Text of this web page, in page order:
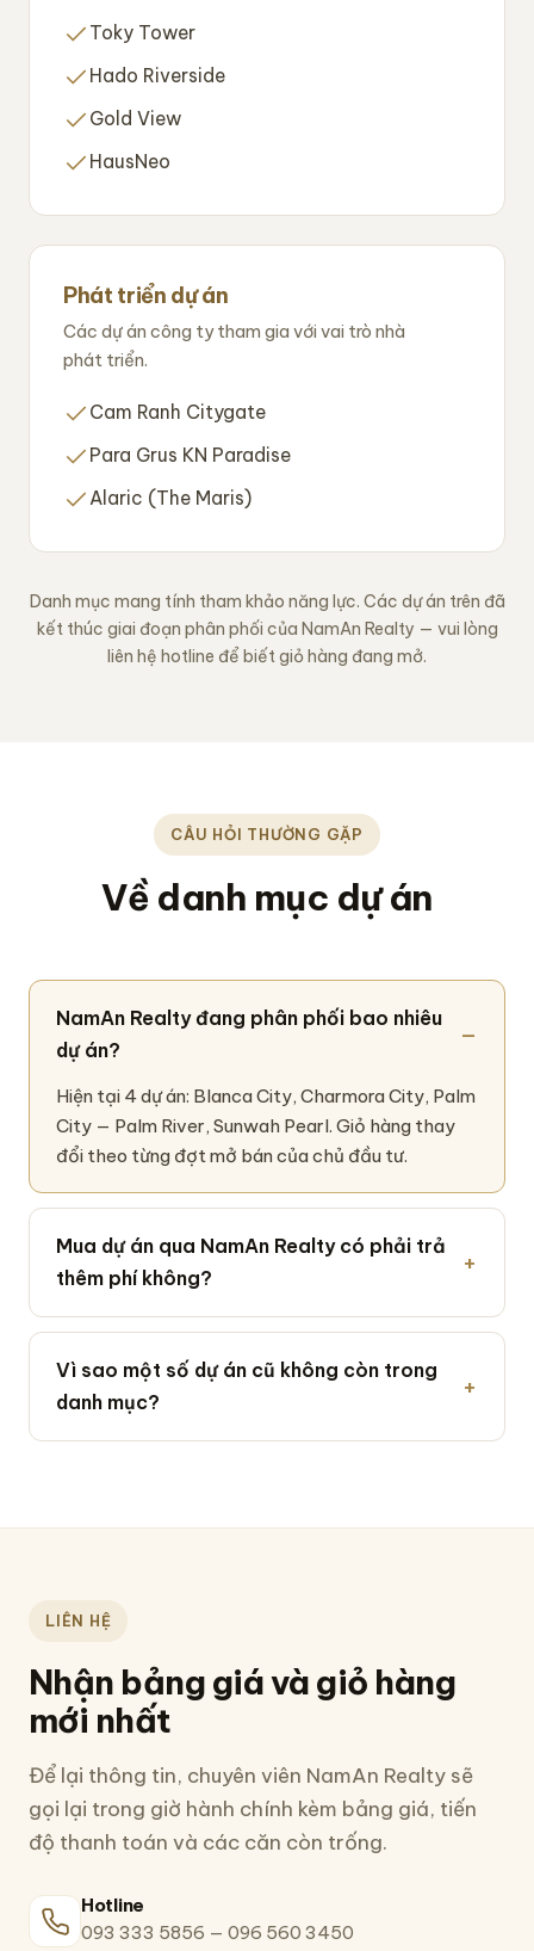
Toky Tower
Hado Riverside
Gold View
HausNeo
Phát triển dự án
Các dự án công ty tham gia với vai trò nhà
phát triển.
Cam Ranh Citygate
Para Grus KN Paradise
Alaric (The Maris)
Danh mục mang tính tham khảo năng lực. Các dự án trên đã
kết thúc giai đoạn phân phối của NamAn Realty — vui lòng
liên hệ hotline để biết giỏ hàng đang mở.
CÂU HỎI THƯỜNG GẶP
Về danh mục dự án
NamAn Realty đang phân phối bao nhiêu
dự án?
Hiện tại 4 dự án: Blanca City, Charmora City, Palm
City — Palm River, Sunwah Pearl. Giỏ hàng thay
đổi theo từng đợt mở bán của chủ đầu tư.
Mua dự án qua NamAn Realty có phải trả
thêm phí không?
Vì sao một số dự án cũ không còn trong
danh mục?
LIÊN HỆ
Nhận bảng giá và giỏ hàng
mới nhất
Để lại thông tin, chuyên viên NamAn Realty sẽ
gọi lại trong giờ hành chính kèm bảng giá, tiến
độ thanh toán và các căn còn trống.
Hotline
093 333 5856 — 096 560 3450